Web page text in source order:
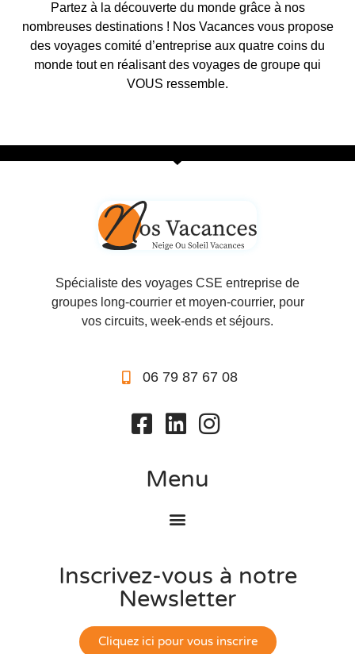
Partez à la découverte du monde grâce à nos
nombreuses destinations ! Nos Vacances vous propose
des voyages comité d’entreprise aux quatre coins du
monde tout en réalisant des voyages de groupe qui
VOUS ressemble.
Spécialiste des voyages CSE entreprise de
groupes long-courrier et moyen-courrier, pour
vos circuits, week-ends et séjours.
06 79 87 67 08
Menu
Inscrivez-vous à notre
Newsletter
Cliquez ici pour vous inscrire